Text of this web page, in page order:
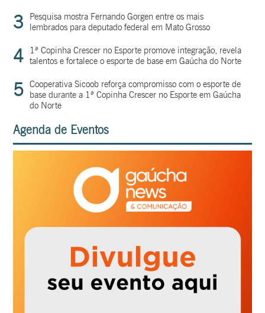
3
Pesquisa mostra Fernando Gorgen entre os mais
lembrados para deputado federal em Mato Grosso
4
1ª Copinha Crescer no Esporte promove integração, revela
talentos e fortalece o esporte de base em Gaúcha do Norte
5 Cooperativa Sicoob reforça compromisso com o esporte de
base durante a 1ª Copinha Crescer no Esporte em Gaúcha
do Norte
Agenda de Eventos